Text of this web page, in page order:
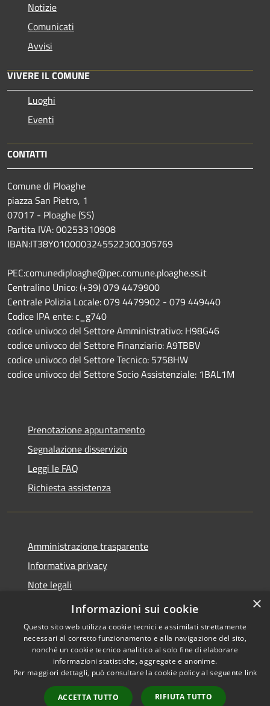
Notizie
Comunicati
Avvisi
VIVERE IL COMUNE
Luoghi
Eventi
CONTATTI
Comune di Ploaghe
piazza San Pietro, 1
07017 - Ploaghe (SS)
Partita IVA: 00253310908
IBAN:IT38Y0100003245522300305769
PEC:comunediploaghe@pec.comune.ploaghe.ss.it
Centralino Unico: (+39) 079 4479900
Centrale Polizia Locale: 079 4479902 - 079 449440
Codice IPA ente: c_g740
codice univoco del Settore Amministrativo: H98G46
codice univoco del Settore Finanziario: A9TBBV
codice univoco del Settore Tecnico: 5758HW
codice univoco del Settore Socio Assistenziale: 1BAL1M
Prenotazione appuntamento
Segnalazione disservizio
Leggi le FAQ
Richiesta assistenza
Amministrazione trasparente
Informativa privacy
Note legali
Dichiarazione di accessibilità
Accessibilità
Copyright © 2026 • Comune di
Ploaghe • Powered by
Municipium•
Accesso
×
Informazioni sui cookie
Questo sito web utilizza cookie tecnici e assimilati strettamente
necessari al corretto funzionamento e alla navigazione del sito,
nonché un cookie tecnico analitico al solo fine di elaborare
informazioni statistiche, aggregate e anonime.
Per maggiori dettagli, può consultare la cookie policy al seguente link
ACCETTA TUTTO RIFIUTA TUTTO